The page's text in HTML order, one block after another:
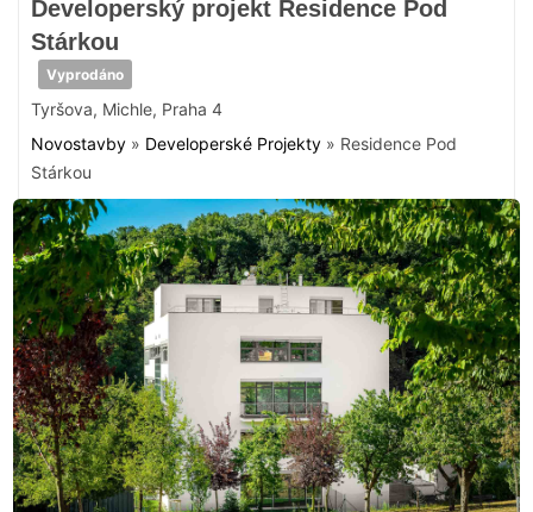
Developerský projekt Residence Pod
Stárkou
Vyprodáno
Tyršova, Michle, Praha 4
Novostavby » Developerské Projekty » Residence Pod
Stárkou